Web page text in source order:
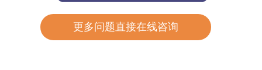
更多问题直接在线咨询